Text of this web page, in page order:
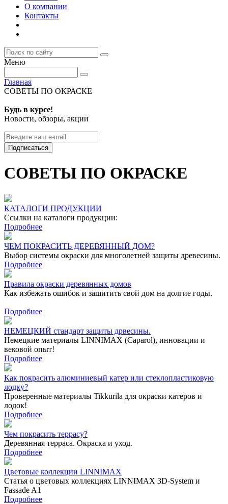
О компании
Контакты
Меню
Главная
СОВЕТЫ ПО ОКРАСКЕ
Будь в курсе!
Новости, обзоры, акции
Подписаться
СОВЕТЫ ПО ОКРАСКЕ
КАТАЛОГИ ПРОДУКЦИИ
Ссылки на каталоги продукции:
Подробнее
ЧЕМ ПОКРАСИТЬ ДЕРЕВЯННЫЙ ДОМ?
Выбор системы окраски для многолетней защиты древесины.
Подробнее
Правила окраски деревянных домов
Как избежать ошибок и защитить свой дом на долгие годы.
Подробнее
НЕМЕЦКИЙ стандарт защиты дрвесины.
Немецкие материалы LINNIMAX (Caparol), инновации и
вековой опыт!
Подробнее
Как покрасить алюминиевый катер или стеклопластиковую
лодку?
Проверенные материалы Tikkurila для окраски катеров и
лодок!
Подробнее
Чем покрасить террасу?
Деревянная терраса. Окраска и уход.
Подробнее
Цветовые коллекции LINNIMAX
Статья о цветовых коллекциях LINNIMAX 3D-System и
Fassade A1
Подробнее